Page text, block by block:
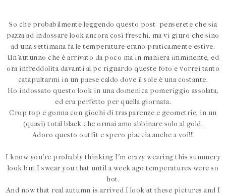
So che probabilmente leggendo questo post penserete che sia
pazza ad indossare look ancora così freschi, ma vi giuro che sino
ad una settimana fa le temperature erano praticamente estive.
Un'autunno che è arrivato da poco ma in maniera imminente, ed
ora infreddolita davanti al pc riguardo queste foto e vorrei tanto
catapultarmi in un paese caldo dove il sole è una costante.
Ho indossato questo look in una domenica pomeriggio assolata,
ed era perfetto per quella giornata.
Crop top e gonna con giochi di trasparenze e geometrie, in un
(quasi) total black che ormai amo abbinare solo al gold.
Adoro questo outfit e spero piaccia anche a voi!!!
I know you're probably thinking I'm crazy wearing this summery
look but I swear you that until a week ago temperatures were so
hot.
And now that real autumn is arrived I look at these pictures and I